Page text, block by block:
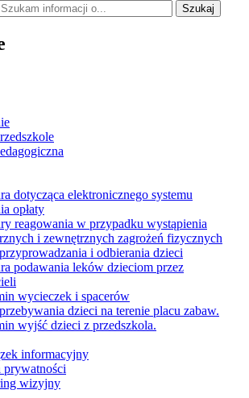
Szukaj
dotycząca elektronicznego systemu
opłaty
reagowania w przypadku wystąpienia
i zewnętrznych zagrożeń fizycznych
i odbierania dzieci
podawania leków dzieciom przez
wycieczek i spacerów
dzieci na terenie placu zabaw.
wyjść dzieci z przedszkola.
informacyjny
prywatności
wizyjny